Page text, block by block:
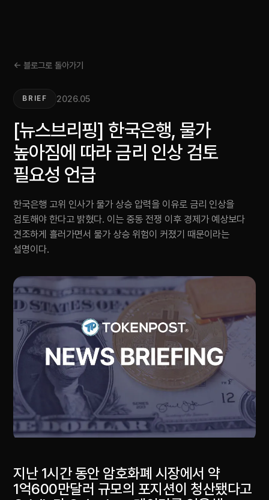
← 블로그로 돌아가기
BRIEF 2026.05
[뉴스브리핑] 한국은행, 물가
높아짐에 따라 금리 인상 검토
필요성 언급
한국은행 고위 인사가 물가 상승 압력을 이유로 금리 인상을
검토해야 한다고 밝혔다. 이는 중동 전쟁 이후 경제가 예상보다
견조하게 흘러가면서 물가 상승 위험이 커졌기 때문이라는
설명이다.
지난 1시간 동안 암호화폐 시장에서 약
1억600만달러 규모의 포지션이 청산됐다고